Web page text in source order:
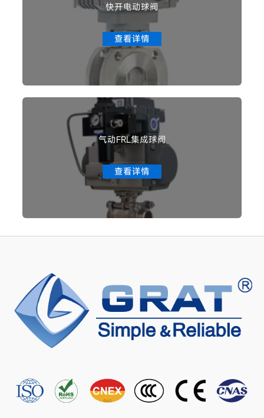
快开电动球阀
查看详情
气动FRL集成球阀
查看详情